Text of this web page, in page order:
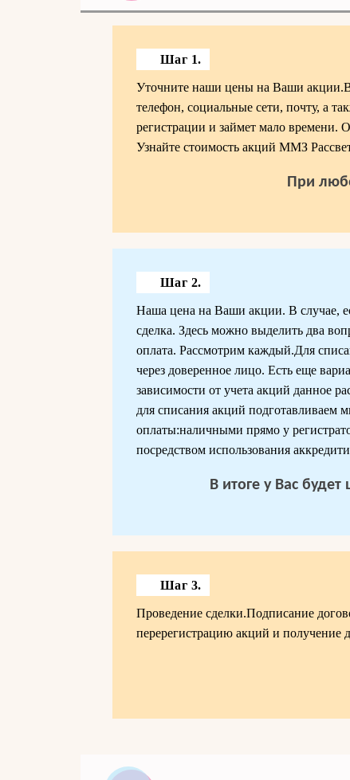
Шаг 1.
Уточните наши цены на Ваши
телефон, социальные сети, почту, а
регистрации и займет мало времени.
Узнайте стоимость акций ММЗ
При
Шаг 2.
Наша цена на Ваши акции. В случае,
сделка. Здесь можно выделить два
оплата. Рассмотрим каждый.Для
через доверенное лицо. Есть еще
зависимости от учета акций данное
для списания акций подготавливаем
оплаты:наличными прямо у
посредством использования
В итоге у Вас
Шаг 3.
Проведение сделки.Подписание
перерегистрацию акций и получение